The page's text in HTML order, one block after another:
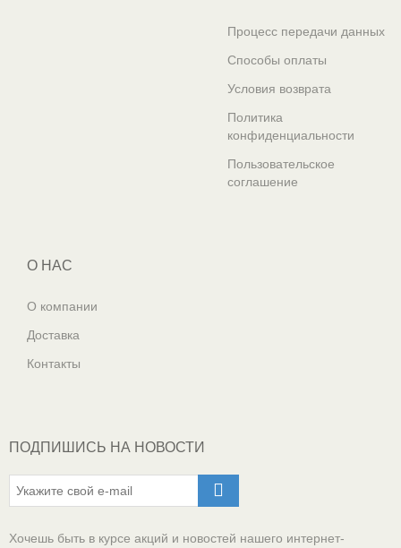
Процесс передачи данных
Способы оплаты
Условия возврата
Политика
конфиденциальности
Пользовательское
соглашение
О НАС
О компании
Доставка
Контакты
ПОДПИШИСЬ НА НОВОСТИ
Хочешь быть в курсе акций и новостей нашего интернет-